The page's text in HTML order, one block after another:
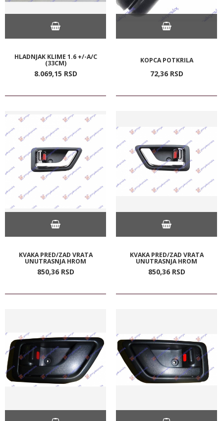
HLADNJAK KLIME 1.6 +/-A/C
(33CM)
8.069,15 RSD
KOPCA POTKRILA
72,36 RSD
KVAKA PRED/ZAD VRATA
UNUTRASNJA HROM
850,36 RSD
KVAKA PRED/ZAD VRATA
UNUTRASNJA HROM
850,36 RSD